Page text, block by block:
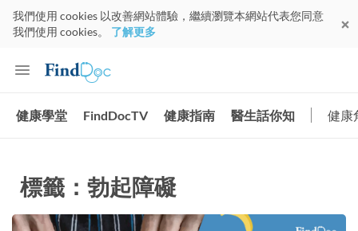
我們使用 cookies 以改善網站體驗，繼續瀏覽本網站代表您同意
我們使用 cookies。 了解更多
健康學堂 FindDocTV 健康指南 醫生話你知 健康
標籤：勃起障礙